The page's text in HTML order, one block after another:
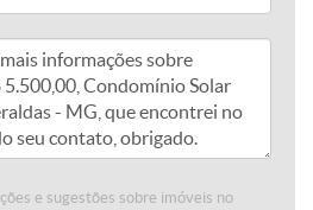
e sugestões sobre imóveis no